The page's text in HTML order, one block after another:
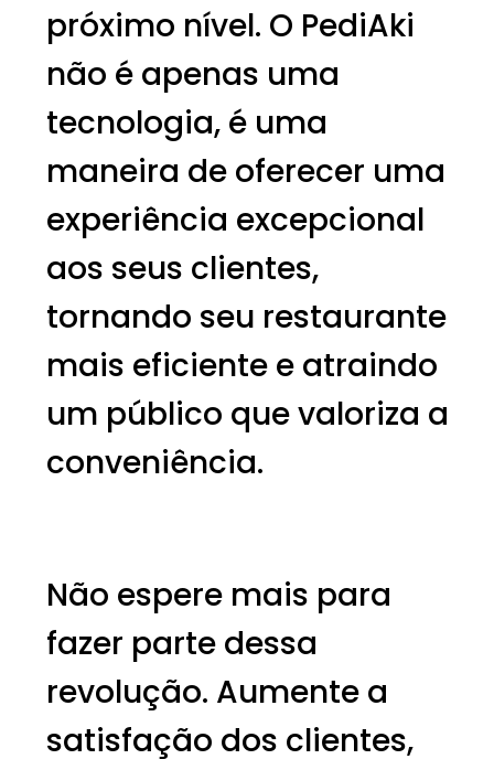
próximo nível. O PediAki
não é apenas uma
tecnologia, é uma
maneira de oferecer uma
experiência excepcional
aos seus clientes,
tornando seu restaurante
mais eficiente e atraindo
um público que valoriza a
conveniência.
Não espere mais para
fazer parte dessa
revolução. Aumente a
satisfação dos clientes,